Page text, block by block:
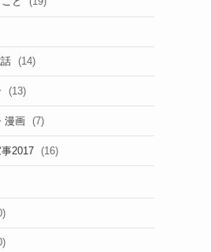
(14)
(13)
漫画 (7)
2017 (16)